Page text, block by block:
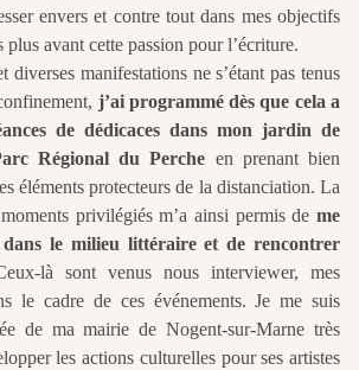
envers et contre tout dans mes objectifs
avant cette passion pour l’écriture.
diverses manifestations ne s’étant pas tenus
j’ai programmé dès que cela a
de dédicaces dans mon jardin de
Régional du Perche en prenant bien
éléments protecteurs de la distanciation. La
privilégiés m’a ainsi permis de me
dans le milieu littéraire et de rencontrer
là sont venus nous interviewer, mes
le cadre de ces événements. Je me suis
de ma mairie de Nogent-sur-Marne très
les actions culturelles pour ses artistes